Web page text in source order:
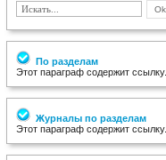
По разделам
Этот параграф содержит ссылку.
Журналы по разделам
Этот параграф содержит ссылку.